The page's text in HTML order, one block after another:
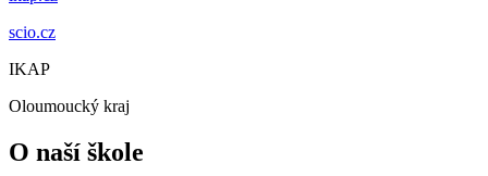
scio.cz
IKAP
Oloumoucký kraj
O naší škole